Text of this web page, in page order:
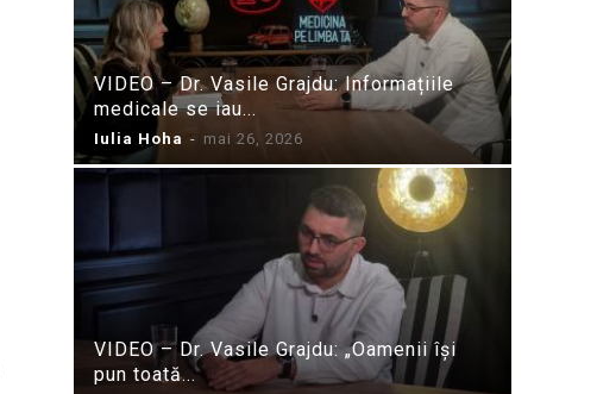
VIDEO – Dr. Vasile Grajdu: Informațiile
medicale se iau...
Iulia Hoha - mai 26, 2026
VIDEO – Dr. Vasile Grajdu: „Oamenii își
pun toată...